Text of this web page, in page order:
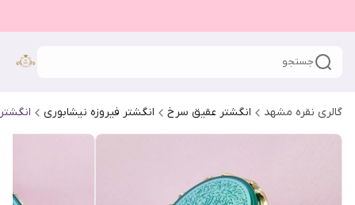
جستجو
گالری نقره مشهد انگشتر عقیق سرخ انگشتر فیروزه نیشابوری